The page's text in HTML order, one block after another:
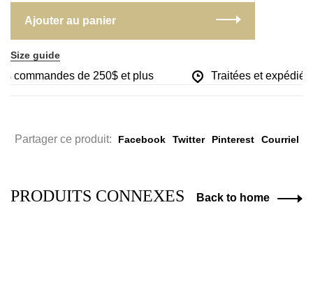
Ajouter au panier
Size guide
commandes de 250$ et plus Traitées et
Partager ce produit: Facebook Twitter Pinterest Courriel
PRODUITS CONNEXES Back to home